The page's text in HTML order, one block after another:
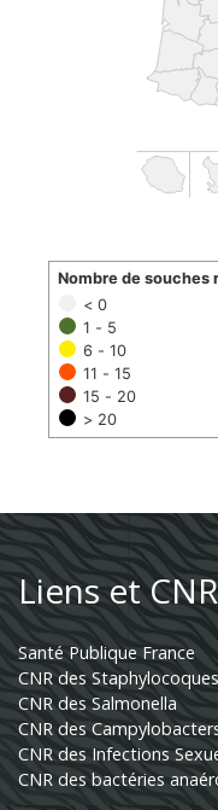
< 0
1 - 5
6 - 10
11 - 15
15 - 20
> 20
Nombre de souches
Liens et
Santé Publique France
CNR des Staphylocoques
CNR des Salmonella
CNR des
CNR des Infections
CNR des bactéries